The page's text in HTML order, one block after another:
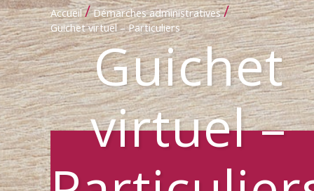
Accueil / Démarches administratives /
Guichet virtuel – Particuliers
Guichet
virtuel –